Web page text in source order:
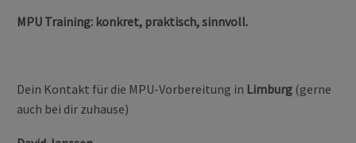
MPU Training: konkret, praktisch, sinnvoll.
Dein Kontakt für die MPU-Vorbereitung in Limburg (gerne
auch bei dir zuhause)